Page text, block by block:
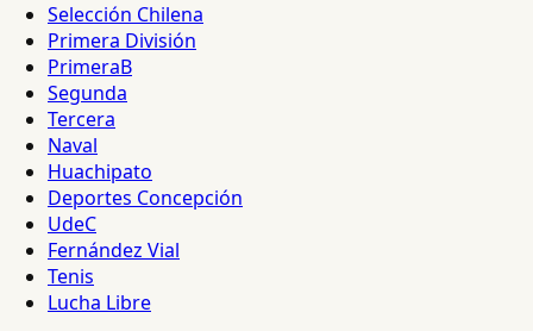
Selección Chilena
Primera División
PrimeraB
Segunda
Tercera
Naval
Huachipato
Deportes Concepción
UdeC
Fernández Vial
Tenis
Lucha Libre